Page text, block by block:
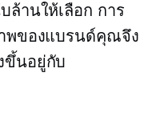
านให้เลือก การ
พของแบรนด์คุณจึง
ขึ้นอยู่กับ